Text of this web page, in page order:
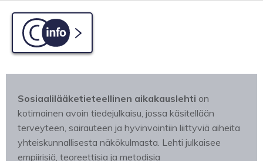
C-info
Sosiaalilääketieteellinen aikakauslehti on
kotimainen avoin tiedejulkaisu, jossa käsitellään
terveyteen, sairauteen ja hyvinvointiin liittyviä aiheita
yhteiskunnallisesta näkökulmasta. Lehti julkaisee
empiirisiä, teoreettisia ja metodisia